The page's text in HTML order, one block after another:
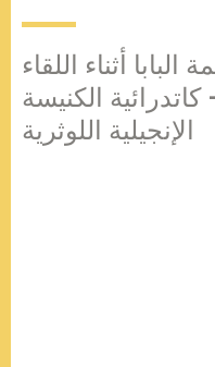
أثناء اللقاء
الكنيسة
الإنجيلية اللوثرية